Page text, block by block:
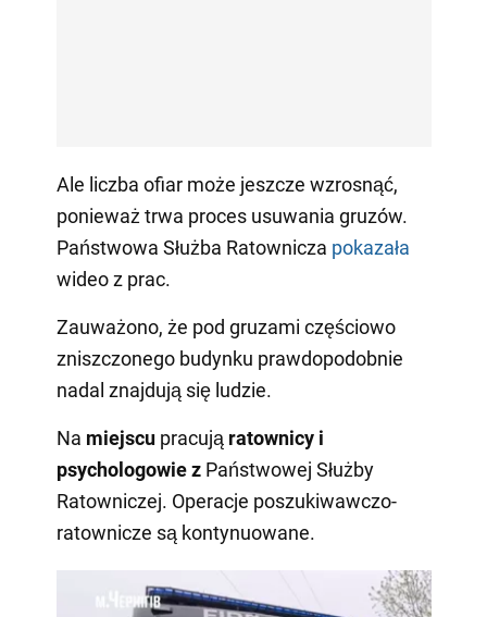
Ale liczba ofiar może jeszcze wzrosnąć,
ponieważ trwa proces usuwania gruzów.
Państwowa Służba Ratownicza pokazała
wideo z prac.
Zauważono, że pod gruzami częściowo
zniszczonego budynku prawdopodobnie
nadal znajdują się ludzie.
Na miejscupracują ratownicy i
psychologowie zPaństwowej Służby
Ratowniczej. Operacje poszukiwawczo-
ratownicze są kontynuowane.